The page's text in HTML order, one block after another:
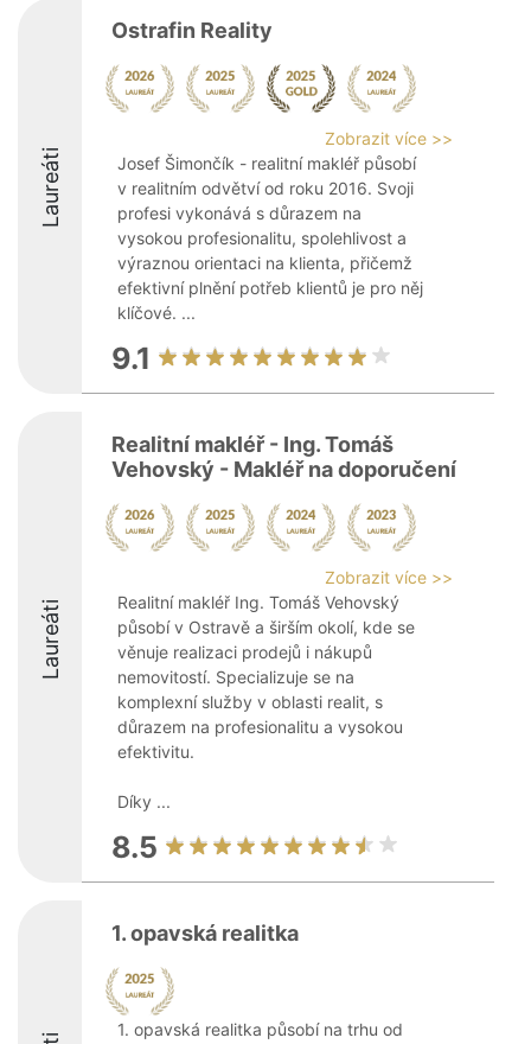
Laureáti
Ostrafin Reality
Zobrazit více >>
Josef Šimončík - realitní makléř působí
v realitním odvětví od roku 2016. Svoji
profesi vykonává s důrazem na
vysokou profesionalitu, spolehlivost a
výraznou orientaci na klienta, přičemž
efektivní plnění potřeb klientů je pro něj
klíčové. ...
9.1
Laureáti
Realitní makléř - Ing. Tomáš
Vehovský - Makléř na doporučení
Zobrazit více >>
Realitní makléř Ing. Tomáš Vehovský
působí v Ostravě a širším okolí, kde se
věnuje realizaci prodejů i nákupů
nemovitostí. Specializuje se na
komplexní služby v oblasti realit, s
důrazem na profesionalitu a vysokou
efektivitu.
Díky ...
8.5
1. opavská realitka
1. opavská realitka působí na trhu od